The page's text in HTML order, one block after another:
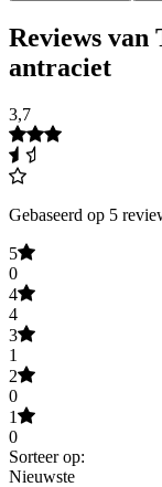
Reviews van
antraciet
3,7
Gebaseerd op 5
5
0
4
4
3
1
2
0
1
0
Sorteer op:
Nieuwste